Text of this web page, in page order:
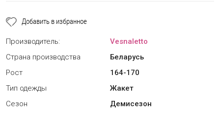
Добавить в избранное
Производитель:
Vesnaletto
Страна производства
Беларусь
Рост
164-170
Тип одежды
Жакет
Сезон
Демисезон